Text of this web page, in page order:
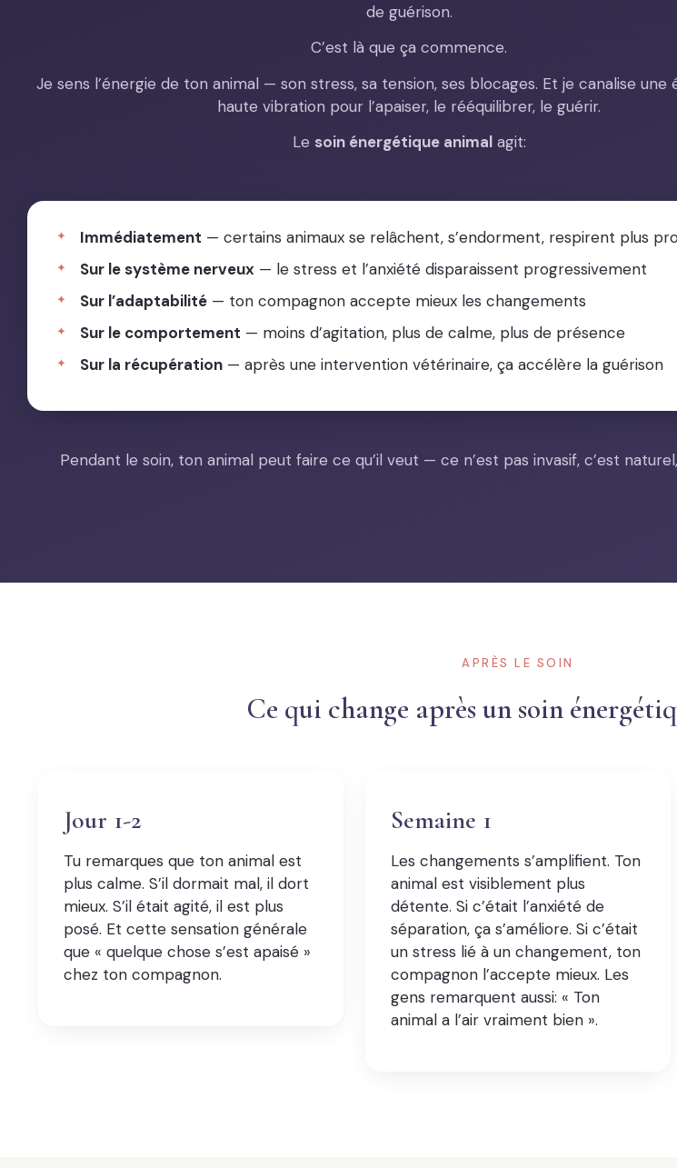
de guérison.
C’est là que ça commence.
Je sens l’énergie de ton animal — son stress, sa tension, ses blocages. Et je canalise une
haute vibration pour l’apaiser, le rééquilibrer, le guérir.
Le soin énergétique animalagit:
Immédiatement — certains animaux se relâchent, s’endorment, respirent plus
Sur le système nerveux — le stress et l’anxiété disparaissent progressivement
Sur l’adaptabilité — ton compagnon accepte mieux les changements
Sur le comportement — moins d’agitation, plus de calme, plus de présence
Sur la récupération — après une intervention vétérinaire, ça accélère la guérison
Pendant le soin, ton animal peut faire ce qu’il veut — ce n’est pas invasif, c’est
APRÈS LE SOIN
Ce qui change après un soin
Jour 1-2
Tu remarques que ton animal est
plus calme. S’il dormait mal, il dort
mieux. S’il était agité, il est plus
posé. Et cette sensation générale
que « quelque chose s’est apaisé »
chez ton compagnon.
Semaine 1
Les changements s’amplifient. Ton
animal est visiblement plus
détente. Si c’était l’anxiété de
séparation, ça s’améliore. Si c’était
un stress lié à un changement, ton
compagnon l’accepte mieux. Les
gens remarquent aussi: « Ton
animal a l’air vraiment bien ».